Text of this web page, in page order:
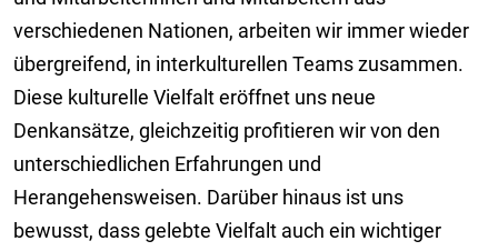
verschiedenen Nationen, arbeiten wir immer wieder
übergreifend, in interkulturellen Teams zusammen.
Diese kulturelle Vielfalt eröffnet uns neue
Denkansätze, gleichzeitig profitieren wir von den
unterschiedlichen Erfahrungen und
Herangehensweisen. Darüber hinaus ist uns
bewusst, dass gelebte Vielfalt auch ein wichtiger